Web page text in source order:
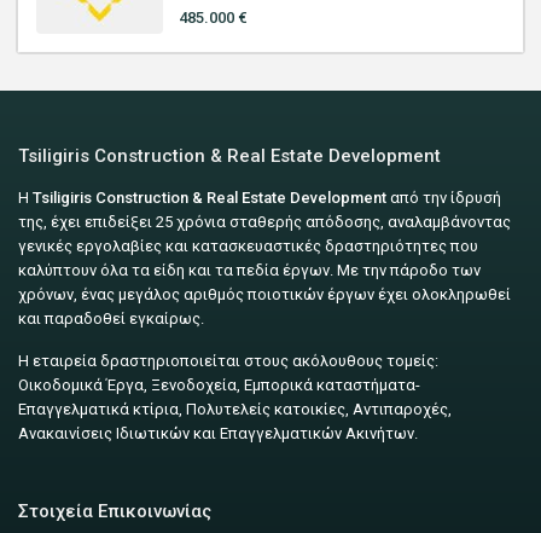
485.000 €
Tsiligiris Construction & Real Estate Development
ΗTsiligiris Construction & Real Estate Development από την ίδρυσή
της, έχει επιδείξει 25 χρόνια σταθερής απόδοσης, αναλαμβάνοντας
γενικές εργολαβίες και κατασκευαστικές δραστηριότητες που
καλύπτουν όλα τα είδη και τα πεδία έργων. Με την πάροδο των
χρόνων, ένας μεγάλος αριθμός ποιοτικών έργων έχει ολοκληρωθεί
και παραδοθεί εγκαίρως.
Η εταιρεία δραστηριοποιείται στους ακόλουθους τομείς:
Οικοδομικά Έργα, Ξενοδοχεία, Εμπορικά καταστήματα-
Επαγγελματικά κτίρια, Πολυτελείς κατοικίες, Αντιπαροχές,
Ανακαινίσεις Ιδιωτικών και Επαγγελματικών Ακινήτων.
Στοιχεία Επικοινωνίας